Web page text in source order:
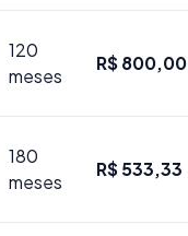
120
meses
R$ 800,00
180
meses
R$ 533,33